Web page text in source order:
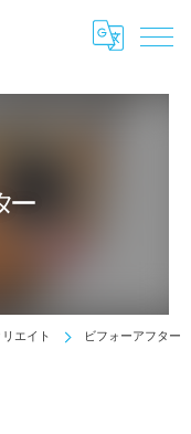
ー
エイト ビフォーアフター